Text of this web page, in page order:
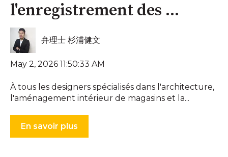
l'enregistrement des ...
弁理士 杉浦健文
May 2, 2026 11:50:33 AM
À tous les designers spécialisés dans l'architecture,
l'aménagement intérieur de magasins et la...
En savoir plus